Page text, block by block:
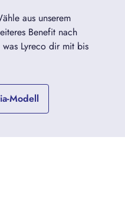
aus unserem
Benefit nach
Lyreco dir mit bis
Modell